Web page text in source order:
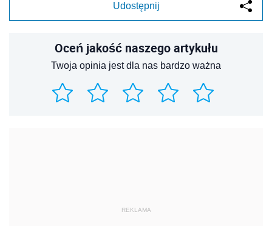
Udostępnij
Oceń jakość naszego artykułu
Twoja opinia jest dla nas bardzo ważna
REKLAMA